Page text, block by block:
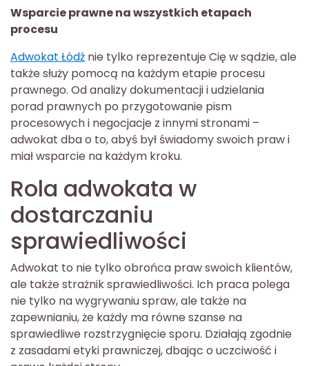
Wsparcie prawne na wszystkich etapach
procesu
Adwokat Łódź nie tylko reprezentuje Cię w sądzie, ale
także służy pomocą na każdym etapie procesu
prawnego. Od analizy dokumentacji i udzielania
porad prawnych po przygotowanie pism
procesowych i negocjacje z innymi stronami –
adwokat dba o to, abyś był świadomy swoich praw i
miał wsparcie na każdym kroku.
Rola adwokata w
dostarczaniu
sprawiedliwości
Adwokat to nie tylko obrońca praw swoich klientów,
ale także strażnik sprawiedliwości. Ich praca polega
nie tylko na wygrywaniu spraw, ale także na
zapewnianiu, że każdy ma równe szanse na
sprawiedliwe rozstrzygnięcie sporu. Działają zgodnie
z zasadami etyki prawniczej, dbając o uczciwość i